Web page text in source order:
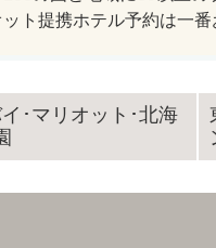
ット提携ホテル予約は一
･マリオット･北海